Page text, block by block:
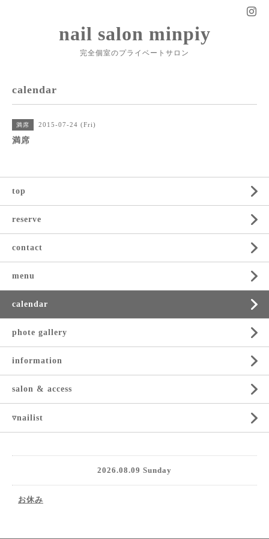
nail salon minpiy
完全個室のプライベートサロン
calendar
満席 2015-07-24 (Fri)
満席
top
reserve
contact
menu
calendar
phote gallery
information
salon & access
▿nailist
2026.08.09 Sunday
お休み